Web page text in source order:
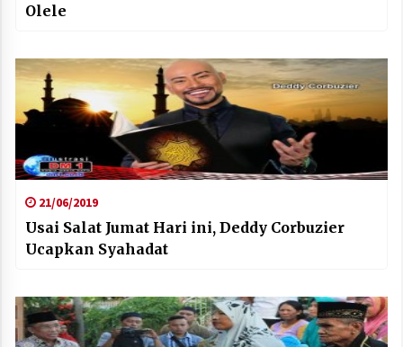
Olele
21/06/2019
Usai Salat Jumat Hari ini, Deddy Corbuzier
Ucapkan Syahadat